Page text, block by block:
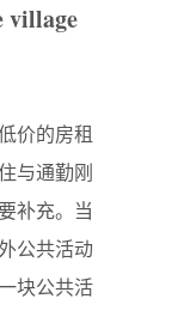
village
价的房租
与通勤刚
补充。当
公共活动
块公共活